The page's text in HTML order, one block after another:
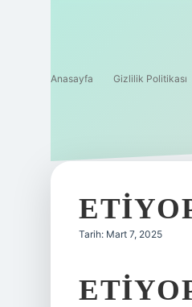
Anasayfa Gizlilik Politikası
Tarih: Mart 7, 2025